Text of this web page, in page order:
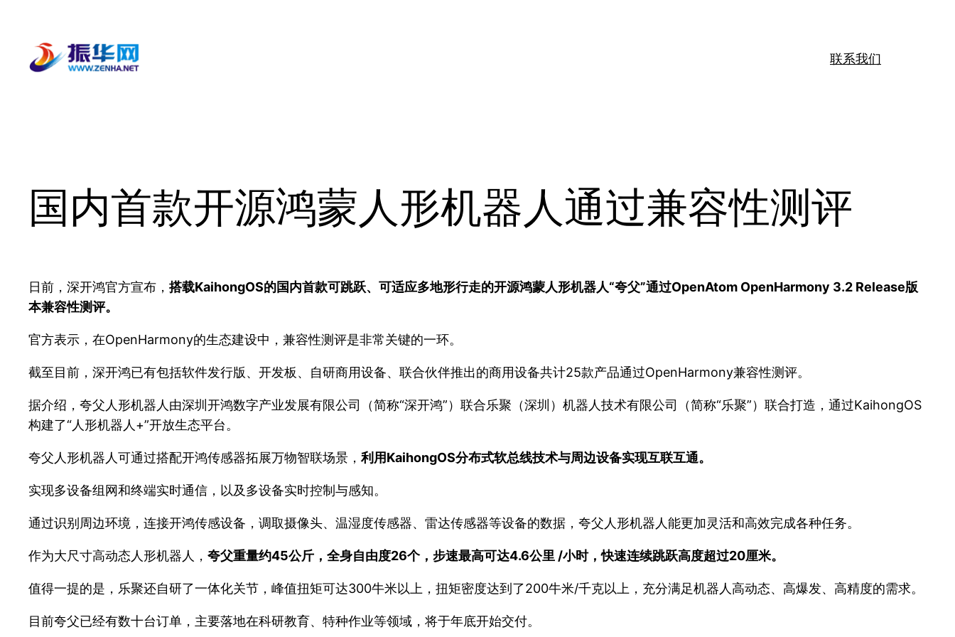
联系我们
国内首款开源鸿蒙人形机器人通过兼容性测评
日前，深开鸿官方宣布， 搭载KaihongOS的国内首款可跳跃、可适应多地形行走的开源鸿蒙人形机器人“夸父”通过OpenAtom OpenHarmony 3.2 Release版
本兼容性测评。
官方表示，在OpenHarmony的生态建设中，兼容性测评是非常关键的一环。
截至目前，深开鸿已有包括软件发行版、开发板、自研商用设备、联合伙伴推出的商用设备共计25款产品通过OpenHarmony兼容性测评。
据介绍，夸父人形机器人由深圳开鸿数字产业发展有限公司（简称“深开鸿”）联合乐聚（深圳）机器人技术有限公司（简称“乐聚”）联合打造，通过KaihongOS
构建了“人形机器人+”开放生态平台。
夸父人形机器人可通过搭配开鸿传感器拓展万物智联场景，利用KaihongOS分布式软总线技术与周边设备实现互联互通。
实现多设备组网和终端实时通信，以及多设备实时控制与感知。
通过识别周边环境，连接开鸿传感设备，调取摄像头、温湿度传感器、雷达传感器等设备的数据，夸父人形机器人能更加灵活和高效完成各种任务。
作为大尺寸高动态人形机器人， 夸父重量约45公斤，全身自由度26个，步速最高可达4.6公里 /小时，快速连续跳跃高度超过20厘米。
值得一提的是，乐聚还自研了一体化关节，峰值扭矩可达300牛米以上，扭矩密度达到了200牛米/千克以上，充分满足机器人高动态、高爆发、高精度的需求。
目前夸父已经有数十台订单，主要落地在科研教育、特种作业等领域，将于年底开始交付。